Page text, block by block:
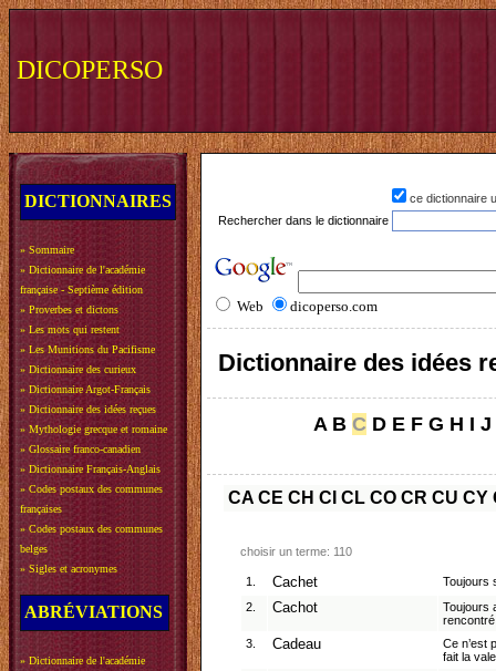
DICOPERSO
DICTIONNAIRES
» Sommaire
» Dictionnaire de l'académie
française - Septième édition
» Proverbes et dictons
» Les mots qui restent
» Les Munitions du Pacifisme
» Dictionnaire des curieux
» Dictionnaire Argot-Français
» Dictionnaire des idées reçues
» Mythologie grecque et romaine
» Glossaire franco-canadien
» Dictionnaire Français-Anglais
» Codes postaux des communes
françaises
» Codes postaux des communes
belges
» Sigles et acronymes
ABRÉVIATIONS
» Dictionnaire de l'académie
ce dictionnaire
Rechercher dans le dictionnaire
Web dicoperso.com
Dictionnaire des idées
A B C D E F G H I J
CA CE CH CI CL CO CR CU CY
choisir un terme: 110
1. Cachet
Toujours
2.
Cachot
Toujours
3.
Cadeau
Ce n’est
fait la